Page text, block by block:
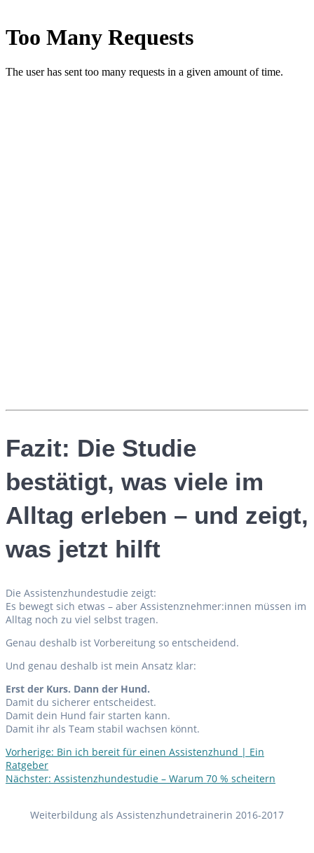
Fazit: Die Studie
bestätigt, was viele im
Alltag erleben – und zeigt,
was jetzt hilft
Die Assistenzhundestudie zeigt:
Es bewegt sich etwas – aber Assistenznehmer:innen müssen im
Alltag noch zu viel selbst tragen.
Genau deshalb ist Vorbereitung so entscheidend.
Und genau deshalb ist mein Ansatz klar:
Erst der Kurs. Dann der Hund.
Damit du sicherer entscheidest.
Damit dein Hund fair starten kann.
Damit ihr als Team stabil wachsen könnt.
Beitragsnavigation
Vorherige: Vorheriger
Bin ich bereit für einen Assistenzhund | Ein
Ratgeber
Nächster: Nächster
Assistenzhundestudie – Warum 70 % scheitern
Weiterbildung als Assistenzhundetrainerin 2016-2017